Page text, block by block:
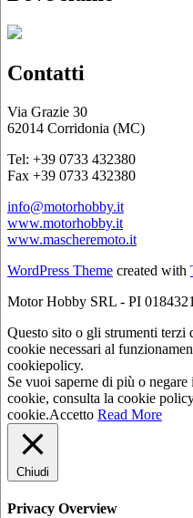
Contatti
Via Grazie 30
62014 Corridonia (MC)
Tel: +39 0733 432380
Fax +39 0733 432380
info@motorhobby.it
www.motorhobby.it
www.mascheremoto.it
WordPress Theme created with
Motor Hobby SRL - PI
Questo sito o gli strumenti terzi
cookie necessari al
cookiepolicy.
Se vuoi saperne di più o
cookie, consulta la cookie
cookie.Accetto Read More
Chiudi
Privacy Overview